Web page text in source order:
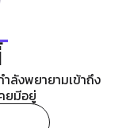
ลังพยายามเข้าถึง
ยมีอยู่